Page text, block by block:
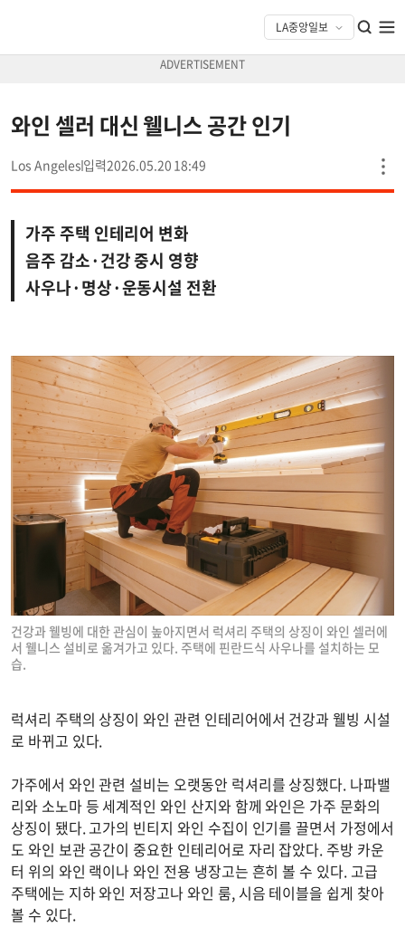
와인 셀러 대신 웰니스 공간 인기
Los Angeles 2026.05.20 18:49
가주 주택 인테리어 변화
음주 감소·건강 중시 영향
사우나·명상·운동시설 전환
건강과 웰빙에 대한 관심이 높아지면서 럭셔리 주택의 상징이 와인 셀러에
서 웰니스 설비로 옮겨가고 있다. 주택에 핀란드식 사우나를 설치하는 모
습.
럭셔리 주택의 상징이 와인 관련 인테리어에서 건강과 웰빙 시설
로 바뀌고 있다.
가주에서 와인 관련 설비는 오랫동안 럭셔리를 상징했다. 나파밸
리와 소노마 등 세계적인 와인 산지와 함께 와인은 가주 문화의
상징이 됐다. 고가의 빈티지 와인 수집이 인기를 끌면서 가정에서
도 와인 보관 공간이 중요한 인테리어로 자리 잡았다. 주방 카운
터 위의 와인 랙이나 와인 전용 냉장고는 흔히 볼 수 있다. 고급
주택에는 지하 와인 저장고나 와인 룸, 시음 테이블을 쉽게 찾아
볼 수 있다.